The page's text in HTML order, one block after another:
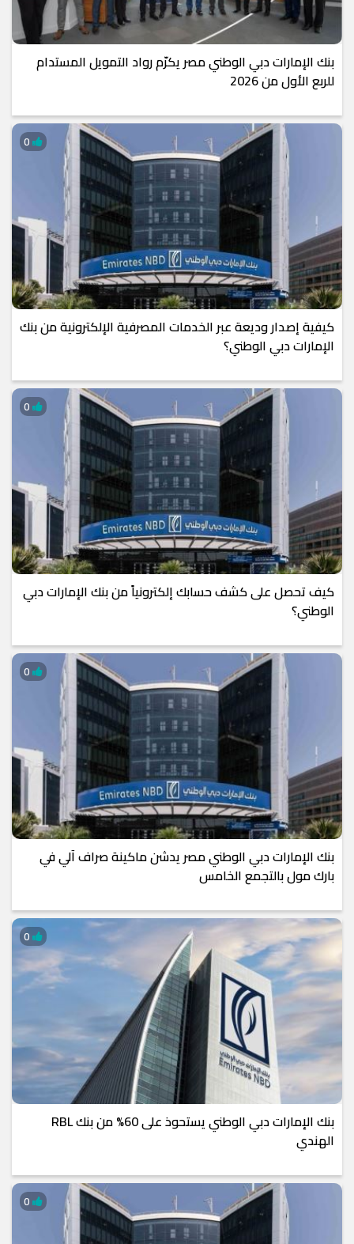
بنك الإمارات دبي الوطني مصر يكرّم رواد التمويل المستدام
للربع الأول من 2026
كيفية إصدار وديعة عبر الخدمات المصرفية الإلكترونية من بنك
الإمارات دبي الوطني؟
كيف تحصل على كشف حسابك إلكترونياً من بنك الإمارات دبي
الوطني؟
بنك الإمارات دبي الوطني مصر يدشن ماكينة صراف آلي في
بارك مول بالتجمع الخامس
بنك الإمارات دبي الوطني يستحوذ على 60% من بنك RBL
الهندي